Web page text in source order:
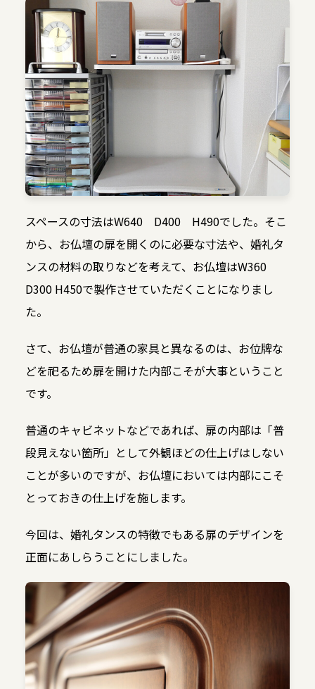
スペースの寸法はW640 D400 H490でした。そこ
から、お仏壇の扉を開くのに必要な寸法や、婚礼タ
ンスの材料の取りなどを考えて、お仏壇はW360
D300 H450で製作させていただくことになりまし
た。
さて、お仏壇が普通の家具と異なるのは、お位牌な
どを祀るため扉を開けた内部こそが大事ということ
です。
普通のキャビネットなどであれば、扉の内部は「普
段見えない箇所」として外観ほどの仕上げはしない
ことが多いのですが、お仏壇においては内部にこそ
とっておきの仕上げを施します。
今回は、婚礼タンスの特徴でもある扉のデザインを
正面にあしらうことにしました。